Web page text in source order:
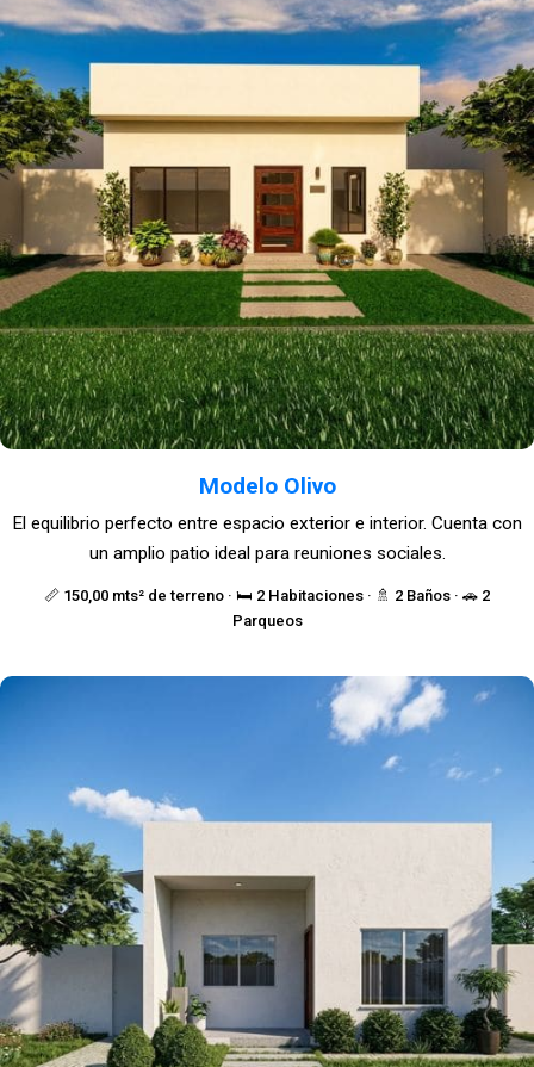
Modelo Olivo
📏 150,00 mts² de terreno · 🛏️ 2 Habitaciones · 🚿 2 Baños · 🚗 2
Parqueos
El equilibrio perfecto entre espacio exterior e interior. Cuenta con
un amplio patio ideal para reuniones sociales.